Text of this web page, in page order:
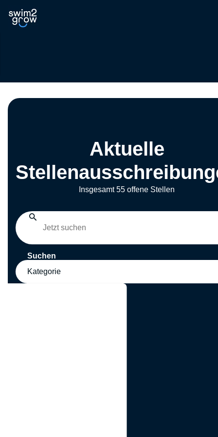
Aktuelle
Insgesamt 55 offene Stellen
Suchen
Kategorie